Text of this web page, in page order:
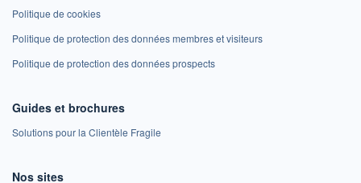
Politique de cookies
Politique de protection des données membres et visiteurs
Politique de protection des données prospects
Guides et brochures
Solutions pour la Clientèle Fragile
Nos sites